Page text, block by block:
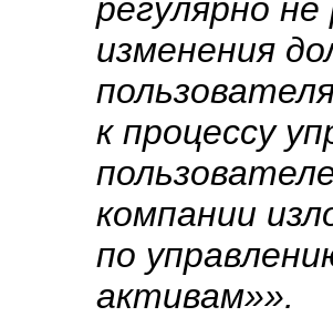
регулярно не
изменения
к процессу
компании
по
активам»».